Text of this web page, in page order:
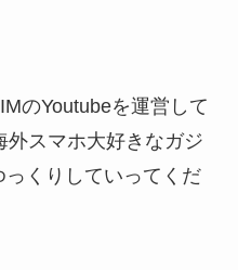
のYoutubeを運営して
外スマホ大好きなガジ
っくりしていってくだ